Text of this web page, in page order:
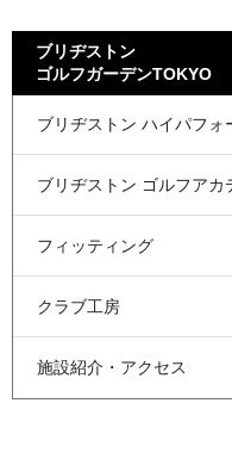
ブリヂストン
ゴルフガーデンTOKYO
ブリヂストン ハイパフォ
ブリヂストン ゴルフアカ
フィッティング
クラブ工房
施設紹介・アクセス